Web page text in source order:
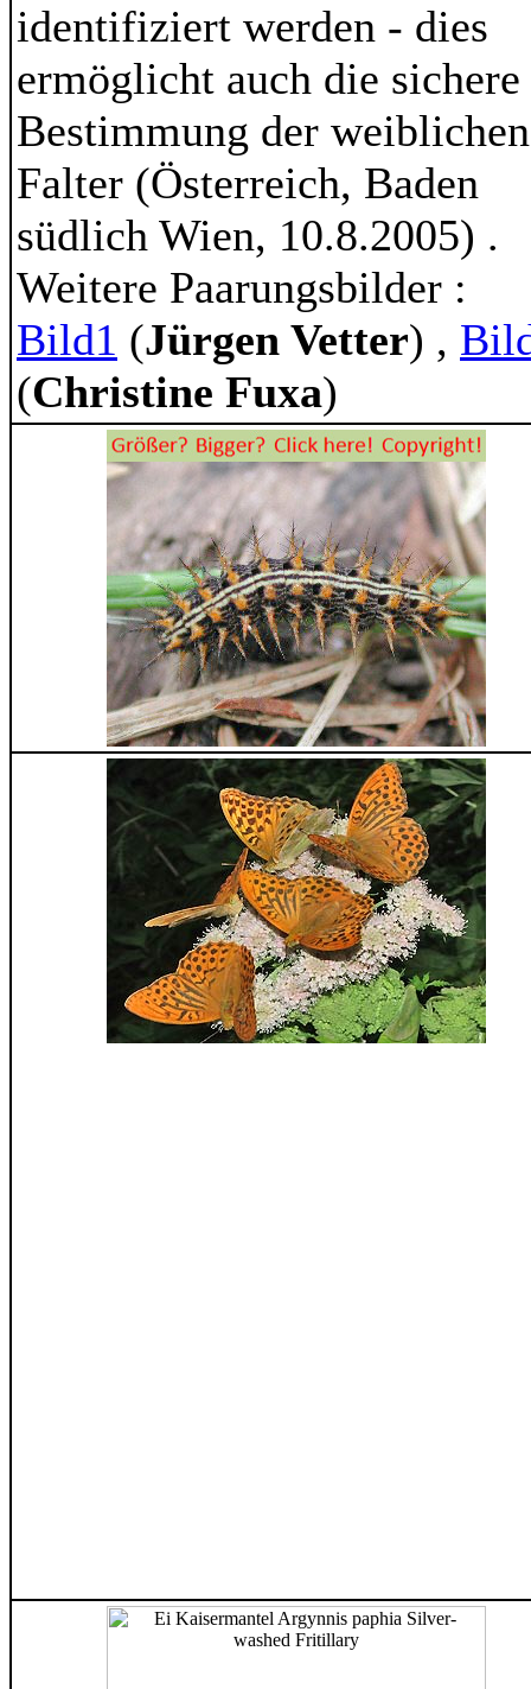
identifiziert werden - dies
ermöglicht auch die sichere
Bestimmung der weiblichen
Falter (Österreich, Baden
südlich Wien, 10.8.2005) .
Weitere Paarungsbilder :
Bild1 (Jürgen Vetter) ,
(Christine Fuxa)